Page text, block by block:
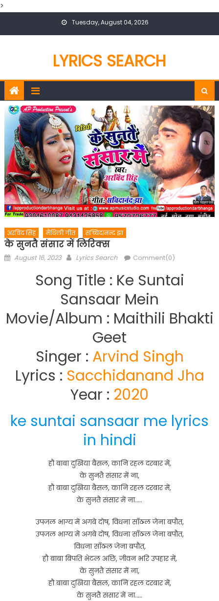
>
Tuesday, August 04, 2026
LYRICS SEARCH
अरविंद सिंह मैथिली गीत सच्चिदानन्द झा
के सुनतै संसार में लिरिक्स
Posted
August 16, 2023 Author
Lyrics Search Comment(0)
Song Title : Ke Suntai
Sansaar Mein
Movie/Album : Maithili Bhakti
Geet
Singer : Arvind Singh
Lyrics : Sacchidanand Jha
Year : 2020
ke suntai sansaar me lyrics
in hindi
हौ बाबा दुखिया बैसल, कानि रहल दरबार में,
के सुनतै संसार में ना,
हौ बाबा दुखिया बैसल, कानि रहल दरबार में,
के सुनतै संसार में ना…..
उपजल भाग्य में अगबे दोष, विधना साँठल जेना बपौत,
उपजल भाग्य में अगबे दोष, विधना साँठल जेना बपौत,
विधना साँठल जेना बपौत,
हौ बाबा बिपति भेटल अछि, जीवन भरि उपहार में,
के सुनतै संसार में ना,
हौ बाबा दुखिया बैसल, कानि रहल दरबार में,
के सुनतै संसार में ना…..